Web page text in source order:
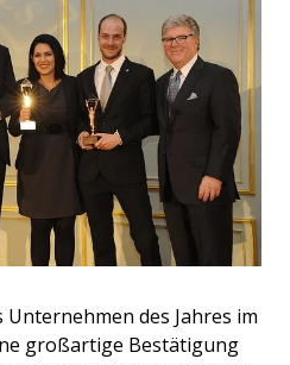
Unternehmen des Jahres im
großartige Bestätigung